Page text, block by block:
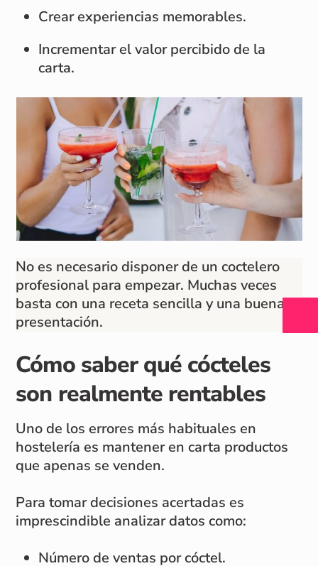
Crear experiencias memorables.
Incrementar el valor percibido de la
carta.
No es necesario disponer de un coctelero
profesional para empezar. Muchas veces
basta con una receta sencilla y una buena
presentación.
Cómo saber qué cócteles
son realmente rentables
Uno de los errores más habituales en
hostelería es mantener en carta productos
que apenas se venden.
Para tomar decisiones acertadas es
imprescindible analizar datos como:
Número de ventas por cóctel.